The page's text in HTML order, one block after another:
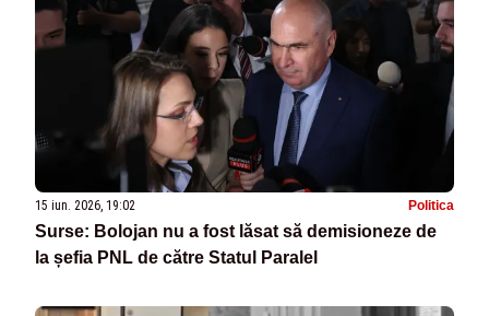
15 iun. 2026, 19:02 Politica
Surse: Bolojan nu a fost lăsat să demisioneze de
la șefia PNL de către Statul Paralel